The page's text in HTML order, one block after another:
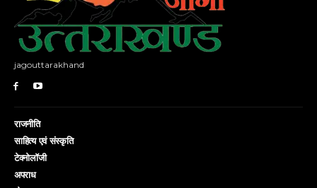
jagouttarakhand
राजनीति
साहित्य एवं संस्कृति
टेक्नोलॉजी
अपराध